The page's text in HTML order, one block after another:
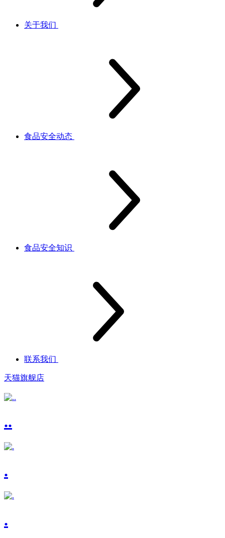
关于我们
食品安全动态
食品安全知识
联系我们
天猫旗舰店
..
.
.